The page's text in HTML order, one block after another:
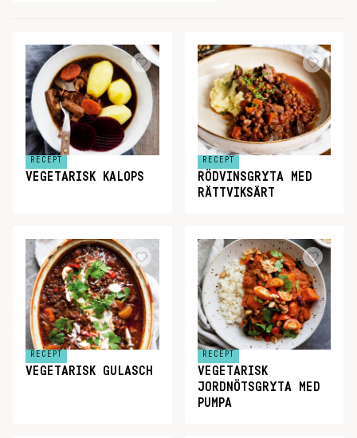
RECEPT
VEGETARISK KALOPS
RECEPT
RÖDVINSGRYTA MED
RÄTTVIKSÄRT
RECEPT
VEGETARISK GULASCH
RECEPT
VEGETARISK
JORDNÖTSGRYTA MED
PUMPA